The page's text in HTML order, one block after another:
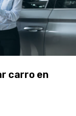
carro en